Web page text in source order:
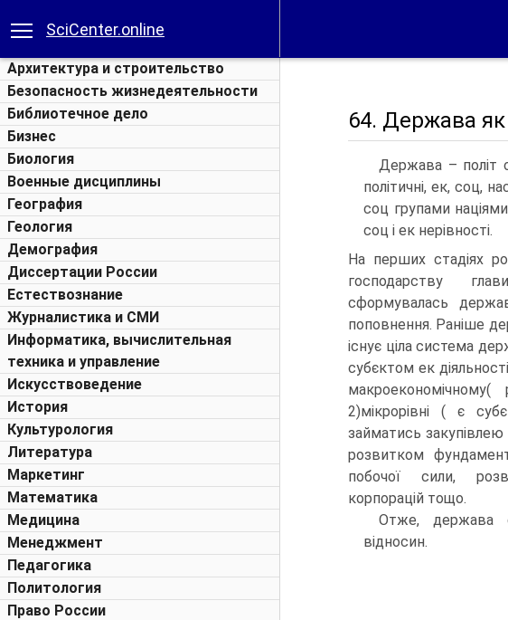
SciCenter.online
Архитектура и строительство
Безопасность жизнедеятельности
Библиотечное дело
Бизнес
Биология
Военные дисциплины
География
Геология
Демография
Диссертации России
Естествознание
Журналистика и СМИ
Информатика, вычислительная
техника и управление
Искусствоведение
История
Культурология
Литература
Маркетинг
Математика
Медицина
Менеджмент
Педагогика
Политология
Право России
64. Держава як
Держава – політ
політичні, ек, соц,
соц групами
соц і ек нерівності.
На перших стадіях
господарству
сформувалась
поповнення. Раніше
існує ціла система
субєктом ек
2)мікрорівні ( є
займатись закупівлею
розвитком
побочої сили,
корпорацій тощо.
Отже, держава
відносин.